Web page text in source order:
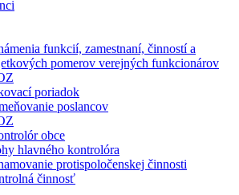
funkcií, zamestnaní, činností a
pomerov verejných funkcionárov
poriadok
poslancov
obce
hlavného kontrolóra
protispoločenskej činnosti
činnosť